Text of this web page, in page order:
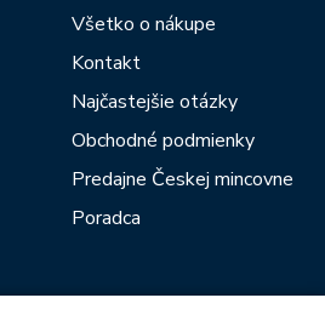
Všetko o nákupe
Kontakt
Najčastejšie otázky
Obchodné podmienky
Predajne Českej mincovne
Poradca